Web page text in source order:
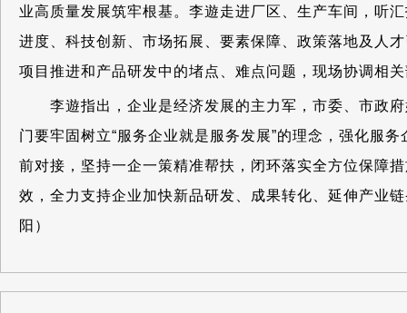
业高质量发展筑牢根基。李遊走进厂区、生产车间，听
进度、科技创新、市场拓展、要素保障、政策落地及人
项目推进和产品研发中的堵点、难点问题，现场协调相
李遊指出，企业是经济发展的主力军，市委、市政府
门要牢固树立“服务企业就是服务发展”的理念，强化服
前对接，坚持一企一策精准帮扶，闭环落实全方位保障
效，全力支持企业加快新品研发、成果转化、延伸产业
阳）